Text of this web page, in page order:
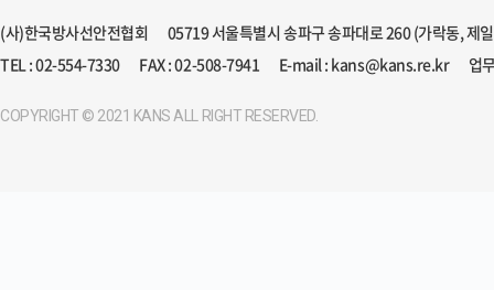
(사)한국방사선안전협회
05719 서울특별시 송파구 송파대로 260 (가락동, 제
TEL : 02-554-7330
FAX : 02-508-7941 E-mail : kans@kans.re.kr 업
COPYRIGHT © 2021 KANS ALL RIGHT RESERVED.